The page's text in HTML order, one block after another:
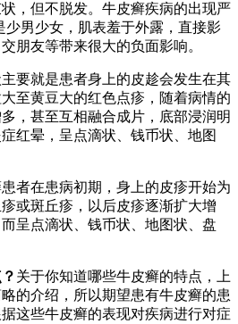
，但不脱发。牛皮癣疾病的出现严
男少女，肌表羞于外露，直接影
朋友等带来很大的负面影响。
要就是患者身上的皮趁会发生在其
至黄豆大的红色点疹，随着病情的
，甚至互相融合成片，底部浸润明
红晕，呈点滴状、钱币状、地图
者在患病初期，身上的皮疹开始为
或斑丘疹，以后皮疹逐渐扩大增
呈点滴状、钱币状、地图状、盘
关于你知道哪些牛皮癣的特点，上
的介绍，所以期望患有牛皮癣的患
这些牛皮癣的表现对疾病进行对症